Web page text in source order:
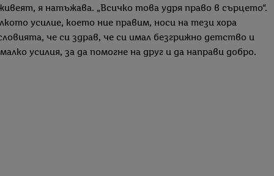
я натъжава. „Всичко това удря право в сърцето“.
усилие, което ние правим, носи на тези хора
че си здрав, че си имал безгрижно детство и
усилия, за да помогне на друг и да направи добро.